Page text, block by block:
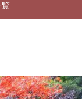
覧